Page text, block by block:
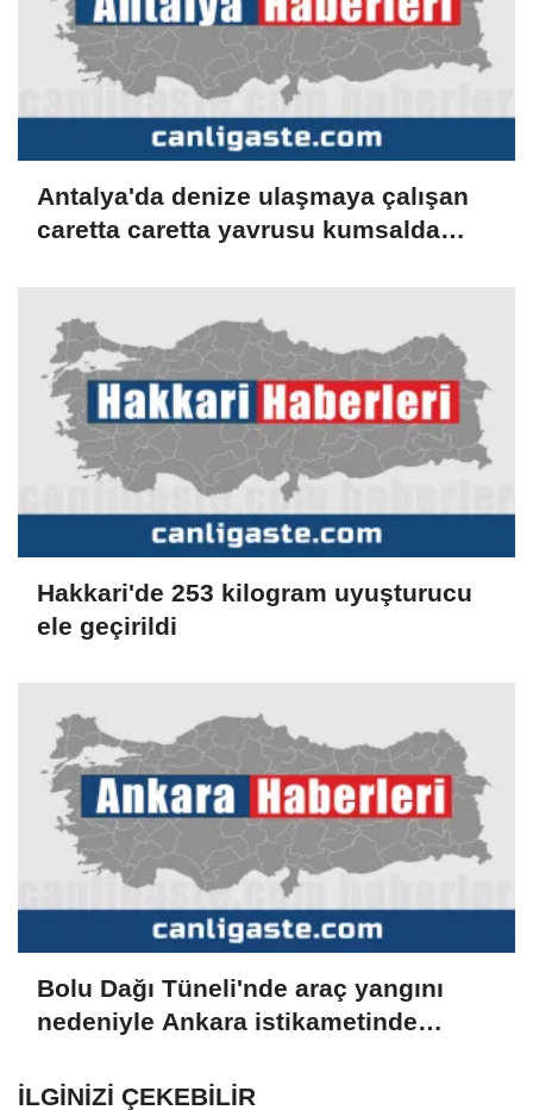
Antalya'da denize ulaşmaya çalışan
caretta caretta yavrusu kumsalda
Hakkari'de 253 kilogram uyuşturucu
ele geçirildi
Bolu Dağı Tüneli'nde araç yangını
nedeniyle Ankara istikametinde
İLGINIZI ÇEKEBILIR